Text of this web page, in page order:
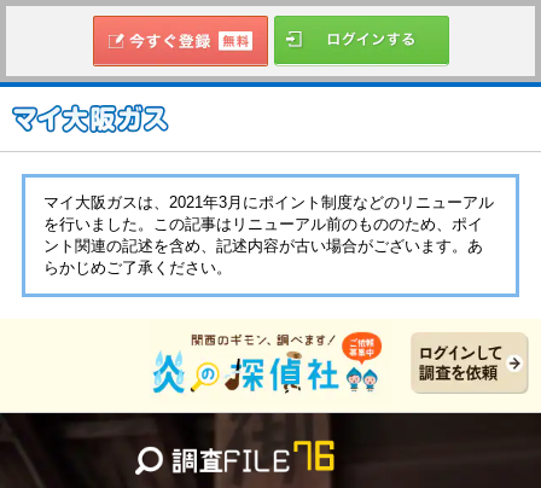
マイ大阪ガスは、2021年3月にポイント制度などのリニューアル
を行いました。この記事はリニューアル前のもののため、ポイ
ント関連の記述を含め、記述内容が古い場合がございます。あ
らかじめご了承ください。